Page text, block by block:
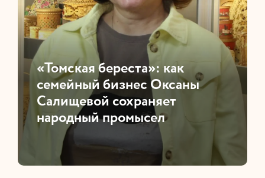
«Томская береста»: как
семейный бизнес Оксаны
Салищевой сохраняет
народный промысел